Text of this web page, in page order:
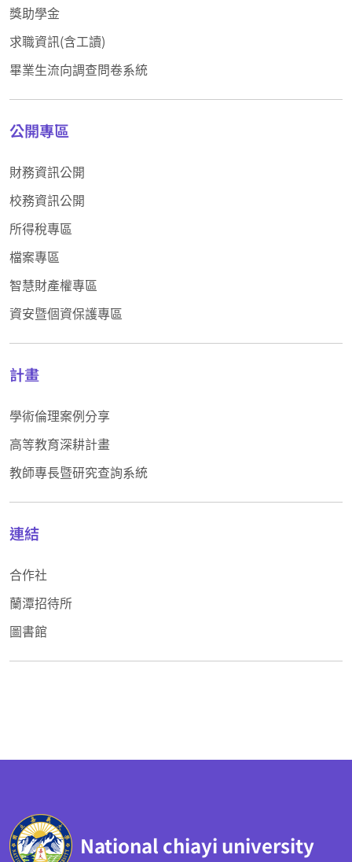
獎助學金
求職資訊(含工讀)
畢業生流向調查問卷系統
公開專區
財務資訊公開
校務資訊公開
所得稅專區
檔案專區
智慧財產權專區
資安暨個資保護專區
計畫
學術倫理案例分享
高等教育深耕計畫
教師專長暨研究查詢系統
連結
合作社
蘭潭招待所
圖書館
National chiayi university